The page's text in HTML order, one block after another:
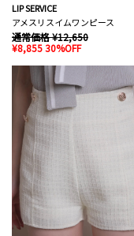
LIP SERVICE
アメスリスイムワンピース
通常価格 ¥12,650
¥8,855 30%OFF